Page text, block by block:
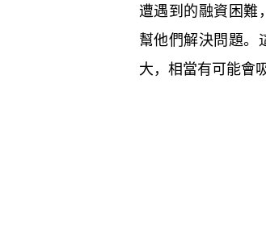
遭遇到的融資困難
幫他們解決問題。
大，相當有可能會